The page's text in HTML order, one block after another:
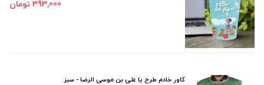
393٬000 تومان
کاور خادم طرح یا علی بن موسی الرضا - سبز